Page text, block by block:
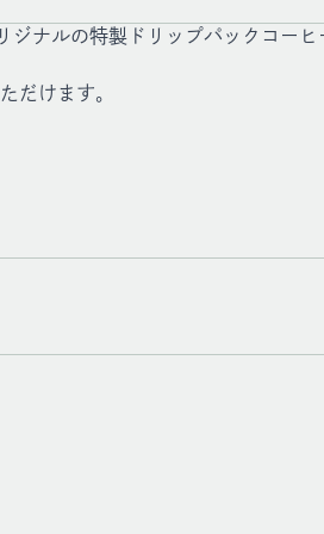
ナルの特製ドリップパックコーヒ
だけます。